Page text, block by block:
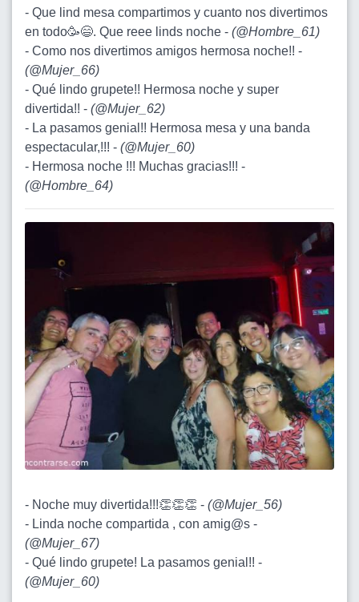
- Que lind mesa compartimos y cuanto nos divertimos
en todo🥳😄. Que reee linds noche - (@Hombre_61)
- Como nos divertimos amigos hermosa noche!! -
(@Mujer_66)
- Qué lindo grupete!! Hermosa noche y super
divertida!! - (@Mujer_62)
- La pasamos genial!! Hermosa mesa y una banda
espectacular,!!! - (@Mujer_60)
- Hermosa noche !!! Muchas gracias!!! -
(@Hombre_64)
- Noche muy divertida!!!👏👏👏 - (@Mujer_56)
- Linda noche compartida , con amig@s -
(@Mujer_67)
- Qué lindo grupete! La pasamos genial!! -
(@Mujer_60)